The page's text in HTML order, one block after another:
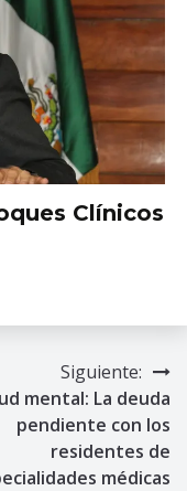
Clínicos
Siguiente:
mental: La deuda
pendiente con los
residentes de
médicas